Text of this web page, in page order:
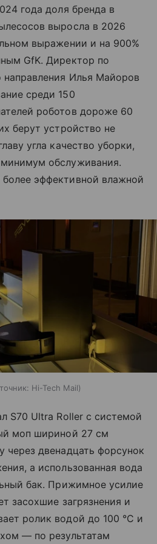
года доля бренда в
выросла в 2026
выражении и на 900%
GfK. Директор по
направления Илья Майоров
среди 150
роботов дороже 60
берут устройство не
угла качество уборки,
обслуживания.
эффективной влажной
Hi-Tech Mail
S70 Ultra Roller с системой
моп шириной 27 см
через двенадцать форсунок
а использованная вода
бак. Прижимное усилие
засохшие загрязнения и
ролик водой до 100 °C и
— по результатам